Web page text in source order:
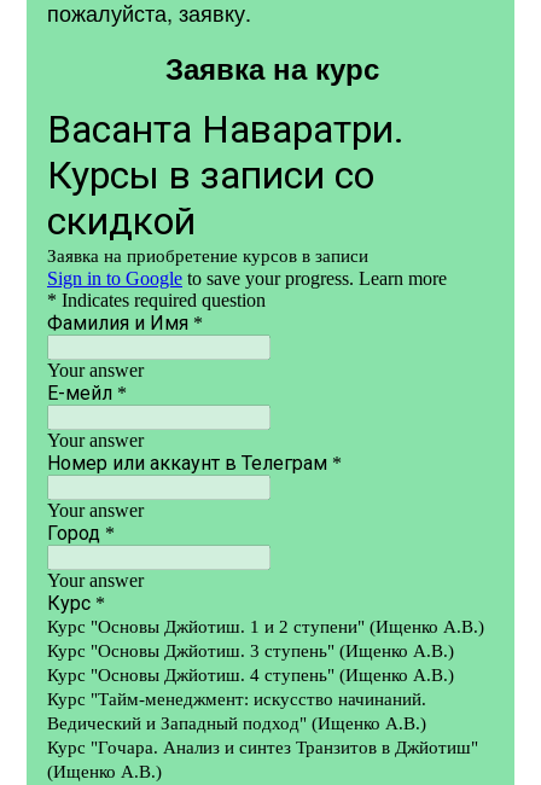
пожалуйста, заявку.
Заявка на курс